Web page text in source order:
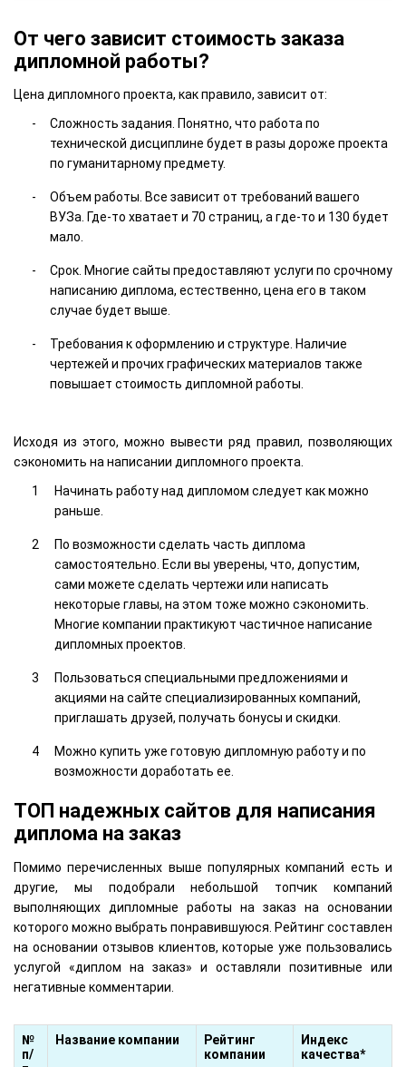
От чего зависит стоимость заказа
дипломной работы?
Цена дипломного проекта, как правило, зависит от:
Сложность задания. Понятно, что работа по
технической дисциплине будет в разы дороже проекта
по гуманитарному предмету.
Объем работы. Все зависит от требований вашего
ВУЗа. Где-то хватает и 70 страниц, а где-то и 130 будет
мало.
Срок. Многие сайты предоставляют услуги по срочному
написанию диплома, естественно, цена его в таком
случае будет выше.
Требования к оформлению и структуре. Наличие
чертежей и прочих графических материалов также
повышает стоимость дипломной работы.
Исходя из этого, можно вывести ряд правил, позволяющих
сэкономить на написании дипломного проекта.
Начинать работу над дипломом следует как можно
раньше.
По возможности сделать часть диплома
самостоятельно. Если вы уверены, что, допустим,
сами можете сделать чертежи или написать
некоторые главы, на этом тоже можно сэкономить.
Многие компании практикуют частичное написание
дипломных проектов.
Пользоваться специальными предложениями и
акциями на сайте специализированных компаний,
приглашать друзей, получать бонусы и скидки.
Можно купить уже готовую дипломную работу и по
возможности доработать ее.
ТОП надежных сайтов для написания
диплома на заказ
Помимо перечисленных выше популярных компаний есть и
другие, мы подобрали небольшой топчик компаний
выполняющих дипломные работы на заказ на основании
которого можно выбрать понравившуюся. Рейтинг составлен
на основании отзывов клиентов, которые уже пользовались
услугой «диплом на заказ» и оставляли позитивные или
негативные комментарии.
№
п/
Название компании
Рейтинг
компании
Индекс
качества*